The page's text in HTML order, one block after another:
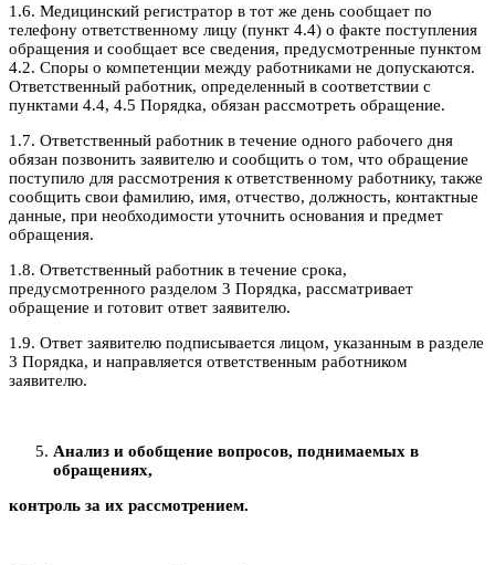
1.6. Медицинский регистратор в тот же день сообщает по
телефону ответственному лицу (пункт 4.4) о факте поступления
обращения и сообщает все сведения, предусмотренные пунктом
4.2. Споры о компетенции между работниками не допускаются.
Ответственный работник, определенный в соответствии с
пунктами 4.4, 4.5 Порядка, обязан рассмотреть обращение.
1.7. Ответственный работник в течение одного рабочего дня
обязан позвонить заявителю и сообщить о том, что обращение
поступило для рассмотрения к ответственному работнику, также
сообщить свои фамилию, имя, отчество, должность, контактные
данные, при необходимости уточнить основания и предмет
обращения.
1.8. Ответственный работник в течение срока,
предусмотренного разделом 3 Порядка, рассматривает
обращение и готовит ответ заявителю.
1.9. Ответ заявителю подписывается лицом, указанным в разделе
3 Порядка, и направляется ответственным работником
заявителю.
Анализ и обобщение вопросов, поднимаемых в
обращениях,
контроль за их рассмотрением.